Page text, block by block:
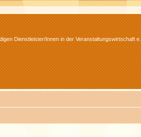
Dienstleister/Innen in der Veranstaltungswirtschaft